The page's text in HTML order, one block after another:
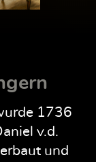
1736
v.d.
und